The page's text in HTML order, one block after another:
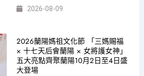
2026-08-09
2026蘭陽媽祖文化節 「三媽賜福
× 十七天后會蘭陽 × 女將護女神」
五大亮點齊聚蘭陽10月2日至4日盛
大登場